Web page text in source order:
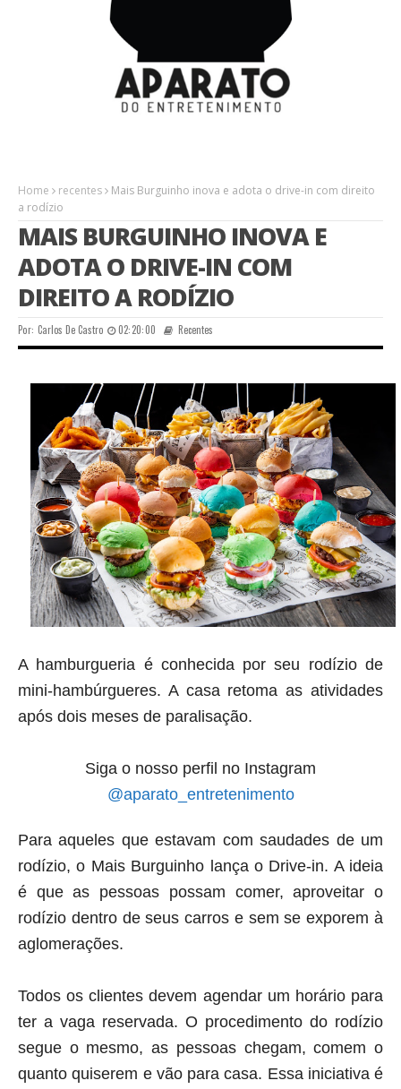
Home recentes
Mais Burguinho inova e adota o drive-in com direito
a rodízio
MAIS BURGUINHO INOVA E
ADOTA O DRIVE-IN COM
DIREITO A RODÍZIO
Por: Carlos De Castro 02:20:00 Recentes
A hamburgueria é conhecida por seu rodízio de
mini-hambúrgueres. A casa retoma as atividades
após dois meses de paralisação.
Siga o nosso perfil no Instagram
@aparato_entretenimento
Para aqueles que estavam com saudades de um
rodízio, o Mais Burguinho lança o Drive-in. A ideia
é que as pessoas possam comer, aproveitar o
rodízio dentro de seus carros e sem se exporem à
aglomerações.
Todos os clientes devem agendar um horário para
ter a vaga reservada. O procedimento do rodízio
segue o mesmo, as pessoas chegam, comem o
quanto quiserem e vão para casa. Essa iniciativa é